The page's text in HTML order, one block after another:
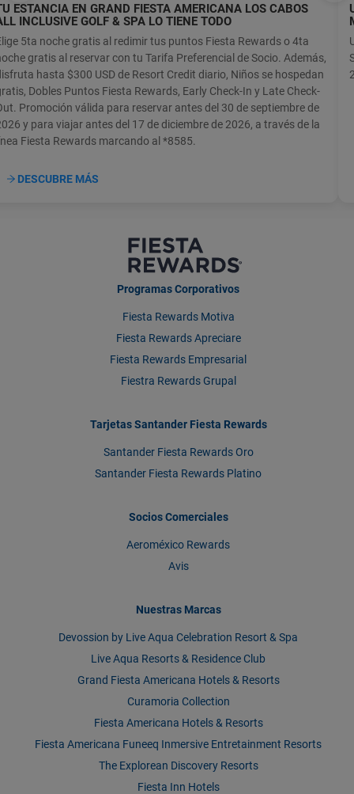
ESTANCIA EN GRAND FIESTA AMERICANA LOS CABOS
INCLUSIVE GOLF & SPA LO TIENE TODO
5ta noche gratis al redimir tus puntos Fiesta Rewards o 4ta
gratis al reservar con tu Tarifa Preferencial de Socio. Además,
hasta $300 USD de Resort Credit diario, Niños se hospedan
Dobles Puntos Fiesta Rewards, Early Check-In y Late Check-
Promoción válida para reservar antes del 30 de septiembre de
y para viajar antes del 17 de diciembre de 2026, a través de la
Fiesta Rewards marcando al *8585.
DESCUBRE MÁS
Programas Corporativos
Fiesta Rewards Motiva
Fiesta Rewards Apreciare
Fiesta Rewards Empresarial
Fiestra Rewards Grupal
Tarjetas Santander Fiesta Rewards
Santander Fiesta Rewards Oro
Santander Fiesta Rewards Platino
Socios Comerciales
Aeroméxico Rewards
Avis
Nuestras Marcas
Devossion by Live Aqua Celebration Resort & Spa
Live Aqua Resorts & Residence Club
Grand Fiesta Americana Hotels & Resorts
Curamoria Collection
Fiesta Americana Hotels & Resorts
Fiesta Americana Funeeq Inmersive Entretainment Resorts
The Explorean Discovery Resorts
Fiesta Inn Hotels